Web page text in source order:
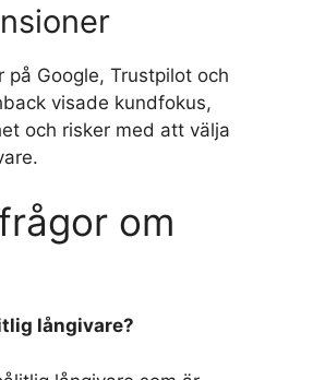
på Google, Trustpilot och
visade kundfokus,
och risker med att välja
om
långivare?